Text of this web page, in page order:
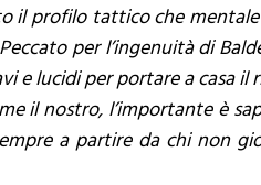
il profilo tattico che
per l’ingenuità di
e lucidi per portare a casa il
il nostro, l’importante è
a partire da chi non